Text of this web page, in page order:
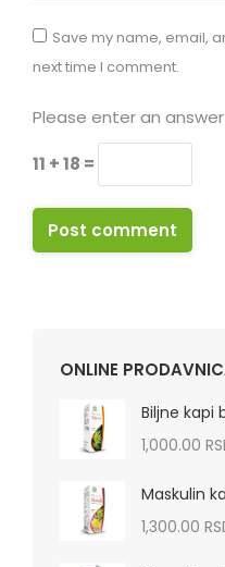
Save my name, email,
next time I comment.
Please enter an
11 + 18 =
Post comment
ONLINE
Biljne kapi
1,000.00
Maskulin
1,300.00